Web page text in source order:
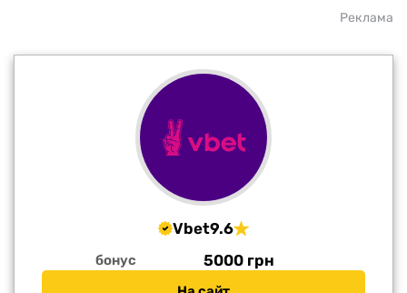
Реклама
Vbet9.6
бонус 5000 грн